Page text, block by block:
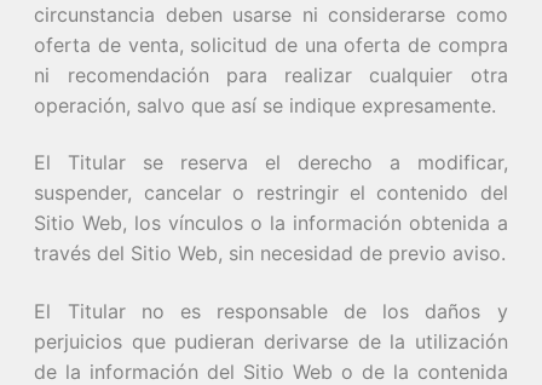
circunstancia deben usarse ni considerarse como
oferta de venta, solicitud de una oferta de compra
ni recomendación para realizar cualquier otra
operación, salvo que así se indique expresamente.
El Titular se reserva el derecho a modificar,
suspender, cancelar o restringir el contenido del
Sitio Web, los vínculos o la información obtenida a
través del Sitio Web, sin necesidad de previo aviso.
El Titular no es responsable de los daños y
perjuicios que pudieran derivarse de la utilización
de la información del Sitio Web o de la contenida